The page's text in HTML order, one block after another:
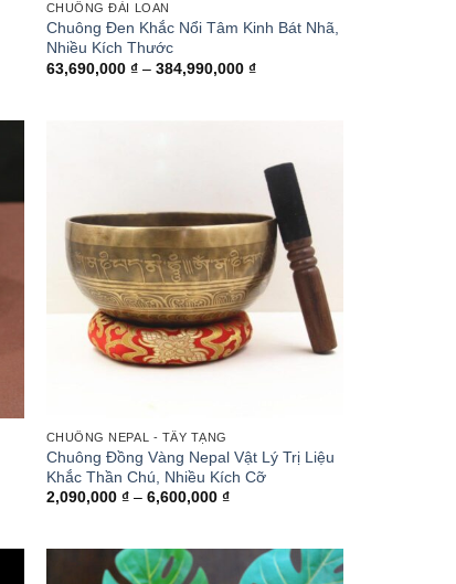
CHUÔNG ĐÀI LOAN
Chuông Đen Khắc Nổi Tâm Kinh Bát Nhã,
Nhiều Kích Thước
63,690,000 ₫ – 384,990,000 ₫Khoảng
CHUÔNG NEPAL - TÂY TẠNG
Chuông Đồng Vàng Nepal Vật Lý Trị Liệu
Khắc Thần Chú, Nhiều Kích Cỡ
2,090,000 ₫ – 6,600,000 ₫Khoảng
đến
6,600,000 ₫